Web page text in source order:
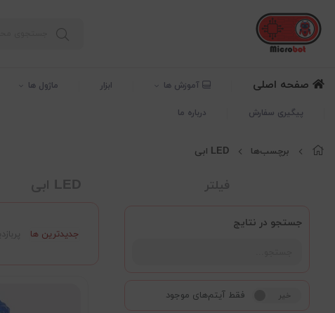
صفحه اصلی آموزش ها ابزار ماژول ها
پیگیری سفارش درباره ما
برچسب‌ها LED ابی
فیلتر
جستجو در نتایج
بله خیر فقط آیتم‌های موجود
LED ابی
جدیدترین ها